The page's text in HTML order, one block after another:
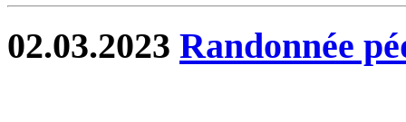
02.03.2023 Randonnée